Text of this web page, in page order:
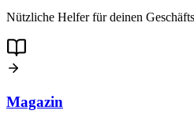
Nützliche Helfer für deinen
Magazin